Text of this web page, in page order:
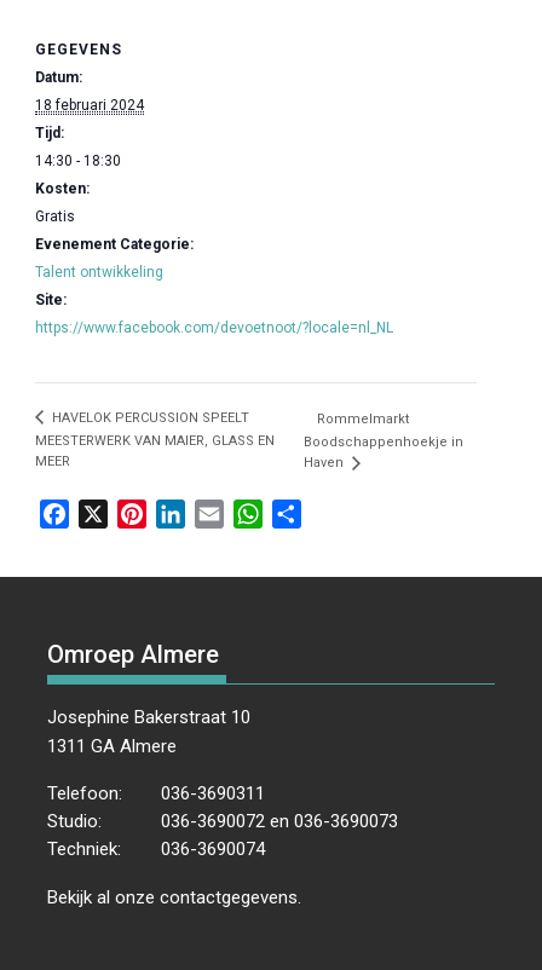
GEGEVENS
Datum:
18 februari 2024
Tijd:
14:30 - 18:30
Kosten:
Gratis
Evenement Categorie:
Talent ontwikkeling
Site:
https://www.facebook.com/devoetnoot/?locale=nl_NL
HAVELOK PERCUSSION SPEELT
MEESTERWERK VAN MAIER, GLASS EN
MEER
Rommelmarkt
Boodschappenhoekje in
Haven
o
o
k
r
e
s
t
d
I
n
W
p
Omroep Almere
Josephine Bakerstraat 10
1311 GA Almere
Telefoon:
036-3690311
Studio:
036-3690072 en 036-3690073
Techniek:
036-3690074
Bekijk al onzecontactgegevens